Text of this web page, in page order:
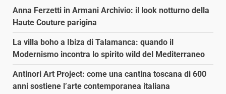
Anna Ferzetti in Armani Archivio: il look notturno della
Haute Couture parigina
La villa boho a Ibiza di Talamanca: quando il
Modernismo incontra lo spirito wild del Mediterraneo
Antinori Art Project: come una cantina toscana di 600
anni sostiene l’arte contemporanea italiana